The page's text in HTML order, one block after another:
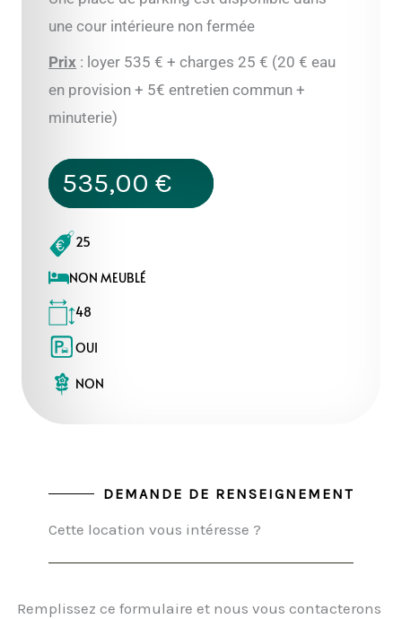
une cour intérieure non fermée
Prix : loyer 535 € + charges 25 € (20 € eau
en provision + 5€ entretien commun +
minuterie)
535,00€
25
NON MEUBLÉ
48
OUI
NON
DEMANDE DE RENSEIGNEMENT
Cette location vous intéresse ?
Remplissez ce formulaire et nous vous contacterons